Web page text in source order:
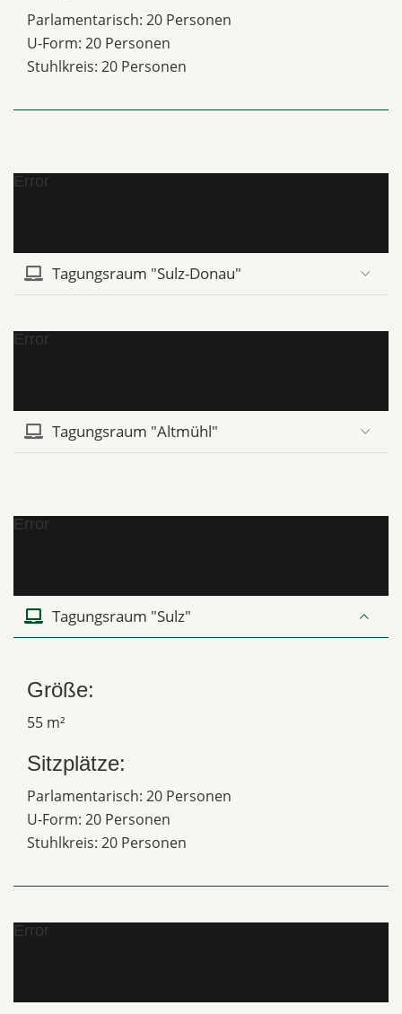
Parlamentarisch: 20 Personen
U-Form: 20 Personen
Stuhlkreis: 20 Personen
Error
Tagungsraum "Sulz-Donau"
Error
Tagungsraum "Altmühl"
Error
Tagungsraum "Sulz"
Größe:
55 m²
Sitzplätze:
Parlamentarisch: 20 Personen
U-Form: 20 Personen
Stuhlkreis: 20 Personen
Error